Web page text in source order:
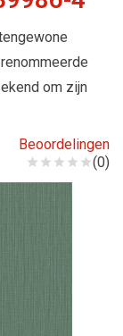
om zijn
Beoordelingen
(0)